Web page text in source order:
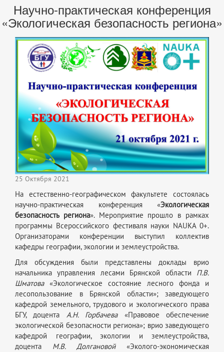
Научно-практическая конференция
«Экологическая безопасность региона»
25 Октября 2021
На естественно-географическом факультете состоялась
научно-практическая конференция «Экологическая
безопасность региона». Мероприятие прошло в рамках
программы Всероссийского фестиваля науки NAUKA 0+.
Организаторами конференции выступил коллектив
кафедры географии, экологии и землеустройства.
Для обсуждения были представлены доклады врио
начальника управления лесами Брянской области П.В.
Шматова«Экологическое состояние лесного фонда и
лесопользование в Брянской области»; заведующего
кафедрой земельного, трудового и экологического права
БГУ, доцента А.Н. Горбачева«Правовое обеспечение
экологической безопасности региона»; врио заведующего
кафедрой географии, экологии и землеустройства,
доцента М.В. Долгановой«Эколого-экономическая